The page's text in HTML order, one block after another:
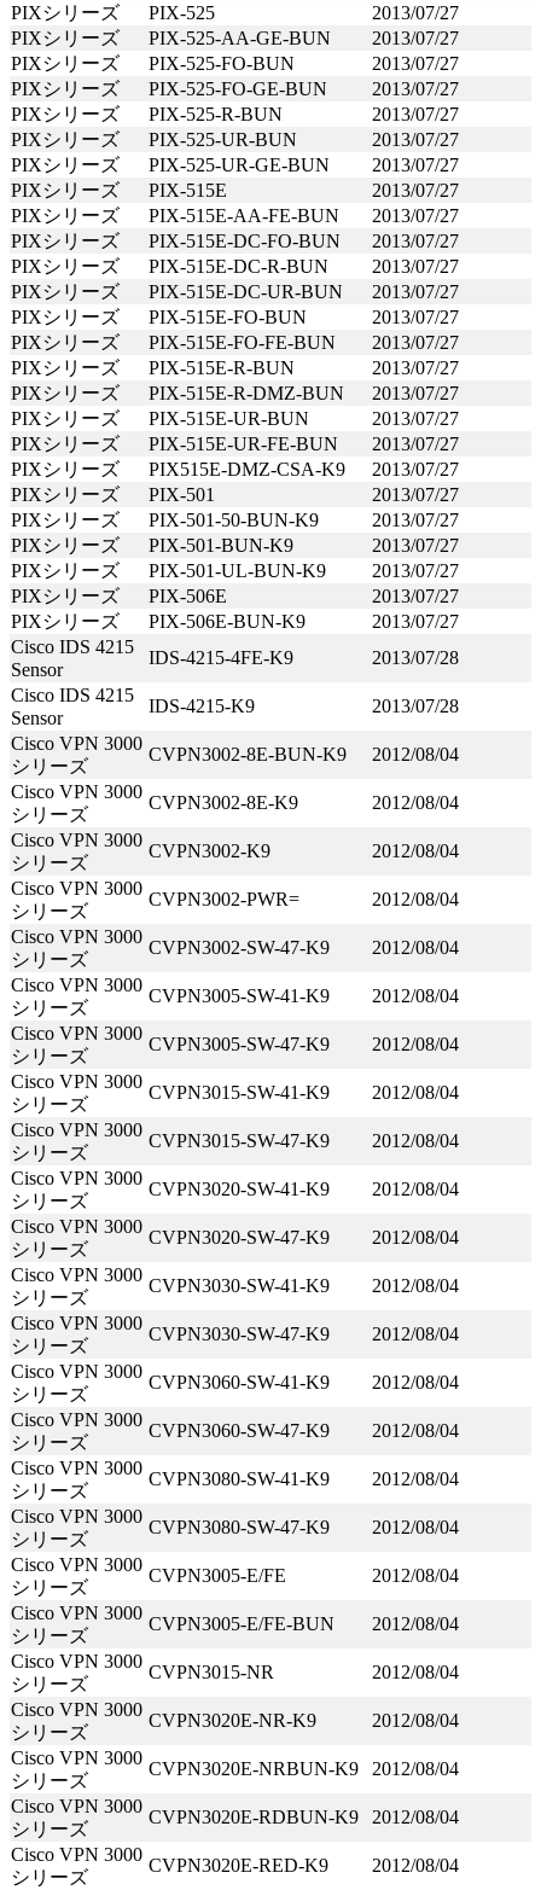
PIXシリーズ
PIX-525
2013/07/27
PIXシリーズ
PIX-525-AA-GE-BUN
2013/07/27
PIXシリーズ
PIX-525-FO-BUN
2013/07/27
PIXシリーズ
PIX-525-FO-GE-BUN
2013/07/27
PIXシリーズ
PIX-525-R-BUN
2013/07/27
PIXシリーズ
PIX-525-UR-BUN
2013/07/27
PIXシリーズ
PIX-525-UR-GE-BUN
2013/07/27
PIXシリーズ
PIX-515E
2013/07/27
PIXシリーズ
PIX-515E-AA-FE-BUN
2013/07/27
PIXシリーズ
PIX-515E-DC-FO-BUN
2013/07/27
PIXシリーズ
PIX-515E-DC-R-BUN
2013/07/27
PIXシリーズ
PIX-515E-DC-UR-BUN
2013/07/27
PIXシリーズ
PIX-515E-FO-BUN
2013/07/27
PIXシリーズ
PIX-515E-FO-FE-BUN
2013/07/27
PIXシリーズ
PIX-515E-R-BUN
2013/07/27
PIXシリーズ
PIX-515E-R-DMZ-BUN
2013/07/27
PIXシリーズ
PIX-515E-UR-BUN
2013/07/27
PIXシリーズ
PIX-515E-UR-FE-BUN
2013/07/27
PIXシリーズ
PIX515E-DMZ-CSA-K9
2013/07/27
PIXシリーズ
PIX-501
2013/07/27
PIXシリーズ
PIX-501-50-BUN-K9
2013/07/27
PIXシリーズ
PIX-501-BUN-K9
2013/07/27
PIXシリーズ
PIX-501-UL-BUN-K9
2013/07/27
PIXシリーズ
PIX-506E
2013/07/27
PIXシリーズ
PIX-506E-BUN-K9
2013/07/27
Cisco IDS 4215
Sensor
IDS-4215-4FE-K9
2013/07/28
Cisco IDS 4215
Sensor
IDS-4215-K9
2013/07/28
Cisco VPN 3000
シリーズ
CVPN3002-8E-BUN-K9
2012/08/04
Cisco VPN 3000
シリーズ
CVPN3002-8E-K9
2012/08/04
Cisco VPN 3000
シリーズ
CVPN3002-K9
2012/08/04
Cisco VPN 3000
シリーズ
CVPN3002-PWR=
2012/08/04
Cisco VPN 3000
シリーズ
CVPN3002-SW-47-K9
2012/08/04
Cisco VPN 3000
シリーズ
CVPN3005-SW-41-K9
2012/08/04
Cisco VPN 3000
シリーズ
CVPN3005-SW-47-K9
2012/08/04
Cisco VPN 3000
シリーズ
CVPN3015-SW-41-K9
2012/08/04
Cisco VPN 3000
シリーズ
CVPN3015-SW-47-K9
2012/08/04
Cisco VPN 3000
シリーズ
CVPN3020-SW-41-K9
2012/08/04
Cisco VPN 3000
シリーズ
CVPN3020-SW-47-K9
2012/08/04
Cisco VPN 3000
シリーズ
CVPN3030-SW-41-K9
2012/08/04
Cisco VPN 3000
シリーズ
CVPN3030-SW-47-K9
2012/08/04
Cisco VPN 3000
シリーズ
CVPN3060-SW-41-K9
2012/08/04
Cisco VPN 3000
シリーズ
CVPN3060-SW-47-K9
2012/08/04
Cisco VPN 3000
シリーズ
CVPN3080-SW-41-K9
2012/08/04
Cisco VPN 3000
シリーズ
CVPN3080-SW-47-K9
2012/08/04
Cisco VPN 3000
シリーズ
CVPN3005-E/FE
2012/08/04
Cisco VPN 3000
シリーズ
CVPN3005-E/FE-BUN
2012/08/04
Cisco VPN 3000
シリーズ
CVPN3015-NR
2012/08/04
Cisco VPN 3000
シリーズ
CVPN3020E-NR-K9
2012/08/04
Cisco VPN 3000
シリーズ
CVPN3020E-NRBUN-K9
2012/08/04
Cisco VPN 3000
シリーズ
CVPN3020E-RDBUN-K9
2012/08/04
Cisco VPN 3000
シリーズ
CVPN3020E-RED-K9 2012/08/04